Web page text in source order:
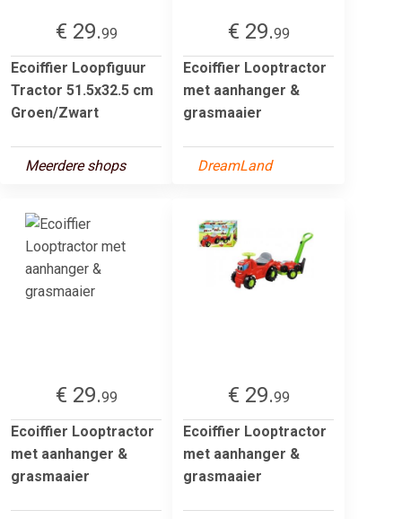
€ 29.99
Ecoiffier Loopfiguur
Tractor 51.5x32.5 cm
Groen/Zwart
Meerdere shops
€ 29.99
Ecoiffier Looptractor
met aanhanger &
grasmaaier
DreamLand
€ 29.99
Ecoiffier Looptractor
met aanhanger &
grasmaaier
€ 29.99
Ecoiffier Looptractor
met aanhanger &
grasmaaier